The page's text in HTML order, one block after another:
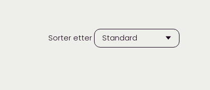
Sorter etter